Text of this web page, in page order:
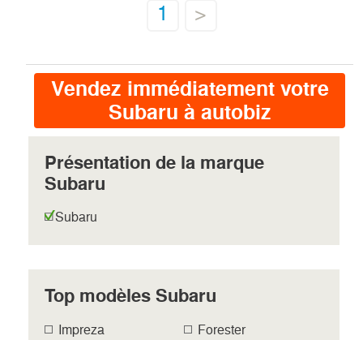
1 >
Vendez immédiatement votre
Subaru à autobiz
Présentation de la marque
Subaru
Subaru
Top modèles Subaru
Impreza
Forester